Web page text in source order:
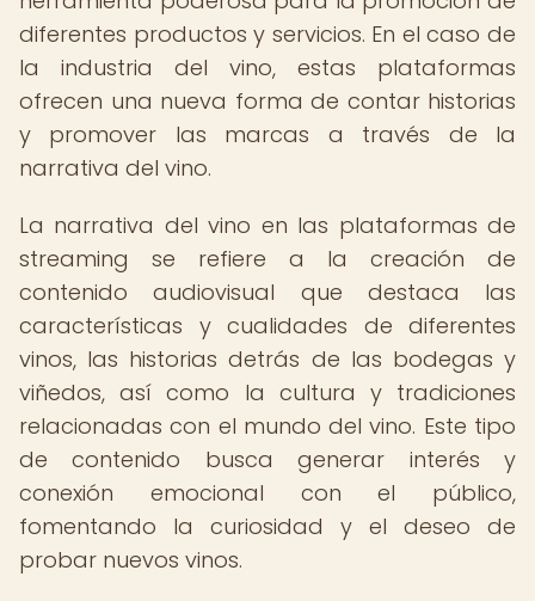
diferentes productos y servicios. En el caso de
la industria del vino, estas plataformas
ofrecen una nueva forma de contar historias
y promover las marcas a través de la
narrativa del vino.
La narrativa del vino en las plataformas de
streaming se refiere a la creación de
contenido audiovisual que destaca las
características y cualidades de diferentes
vinos, las historias detrás de las bodegas y
viñedos, así como la cultura y tradiciones
relacionadas con el mundo del vino. Este tipo
de contenido busca generar interés y
conexión emocional con el público,
fomentando la curiosidad y el deseo de
probar nuevos vinos.